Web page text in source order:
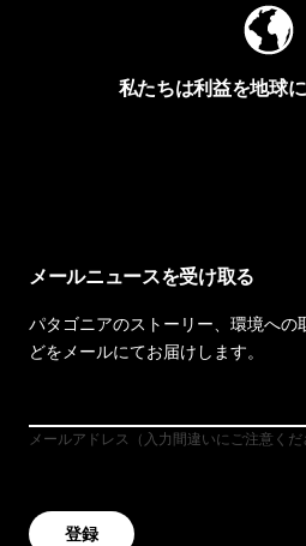
私たちは利益を地球
メールニュースを受け取る
パタゴニアのストーリー、環境への
どをメールにてお届けします。
メールアドレス（入力間違いにご注意くだ
登録